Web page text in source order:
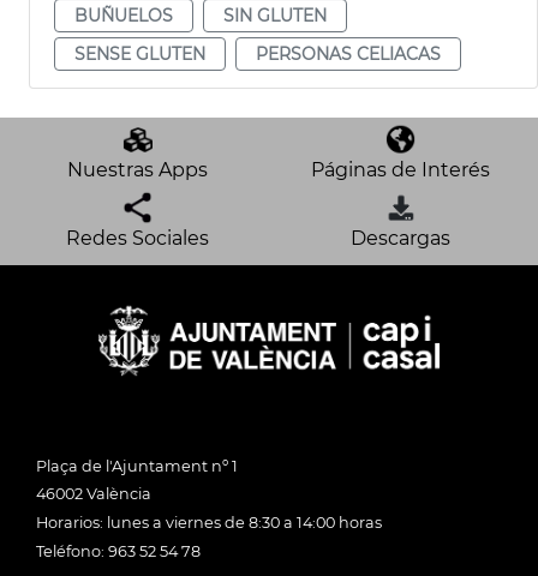
BUÑUELOS
SIN GLUTEN
SENSE GLUTEN
PERSONAS CELIACAS
Nuestras Apps Páginas de Interés
Redes Sociales Descargas
Plaça de l'Ajuntament nº 1
46002 València
Horarios: lunes a viernes de 8:30 a 14:00 horas
Teléfono: 963 52 54 78